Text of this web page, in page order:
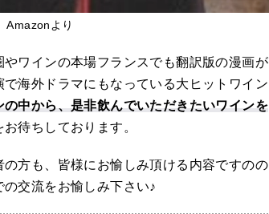
Amazonより
ワインの本場フランスでも翻訳版の漫画が
海外ドラマにもなっている大ヒットワイン
中から、是非飲んでいただきたいワインを
待ちしております。
方も、皆様にお愉しみ頂ける内容ですのの
交流をお愉しみ下さい♪